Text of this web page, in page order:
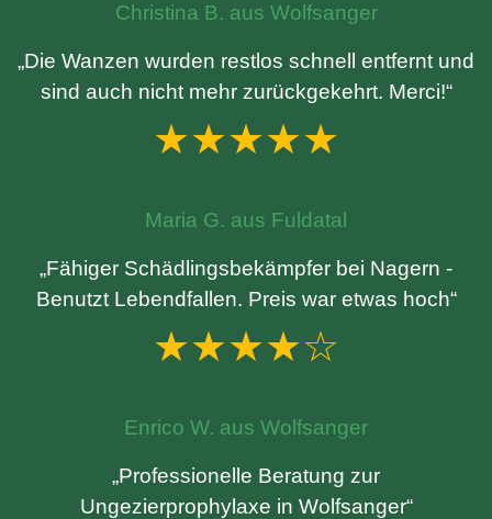
Christina B. aus Wolfsanger
„Die Wanzen wurden restlos schnell entfernt und
sind auch nicht mehr zurückgekehrt. Merci!“
★★★★★
Maria G. aus Fuldatal
„Fähiger Schädlingsbekämpfer bei Nagern -
Benutzt Lebendfallen. Preis war etwas hoch“
★★★★☆
Enrico W. aus Wolfsanger
„Professionelle Beratung zur
Ungezierprophylaxe in Wolfsanger“